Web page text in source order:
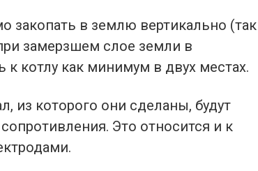
закопать в землю вертикально (так
замерзшем слое земли в
котлу как минимум в двух местах.
из которого они сделаны, будут
Это относится и к